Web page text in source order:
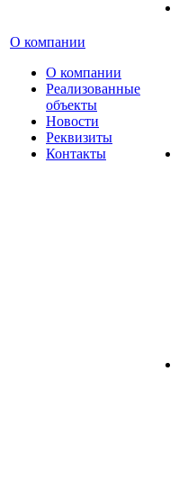
О компании
О компании
Реализованные
объекты
Новости
Реквизиты
Контакты